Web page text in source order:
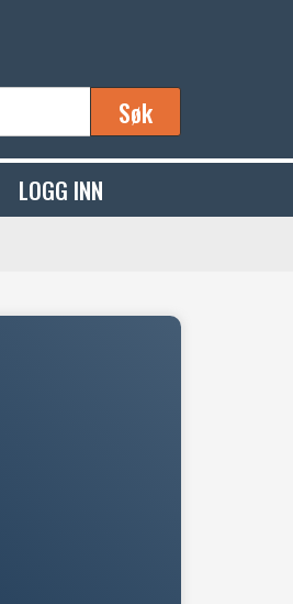
Søk
LOGG INN